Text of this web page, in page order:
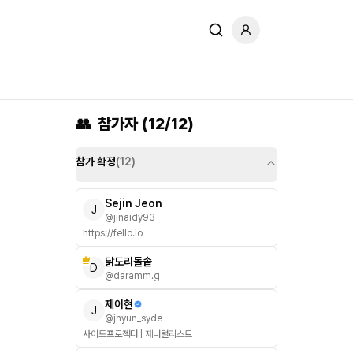
👥 참가자 (12/12)
참가 확정(12)
J Sejin Jeon
@jinaidy93
https://fello.io
D 닭도리돌솥
@daramm.g
J 제이현
@jhyun_syde
사이드프로젝터 | 제너럴리스트